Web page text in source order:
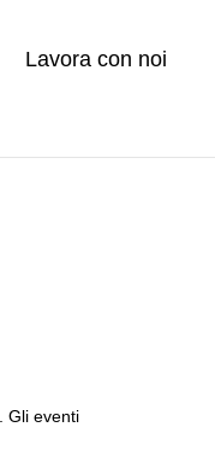
Lavora con noi
. Gli eventi